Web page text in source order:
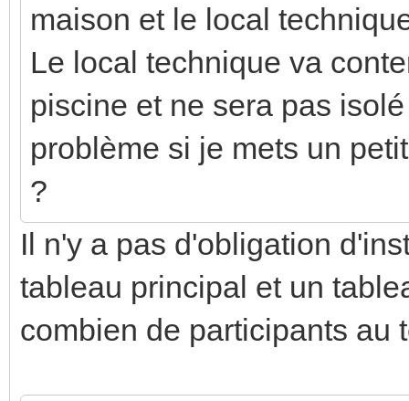
maison et le local
Le local technique va
piscine et ne sera pas
problème si je mets un
?
Il n'y a pas d'obligation
tableau principal et un
combien de participants au